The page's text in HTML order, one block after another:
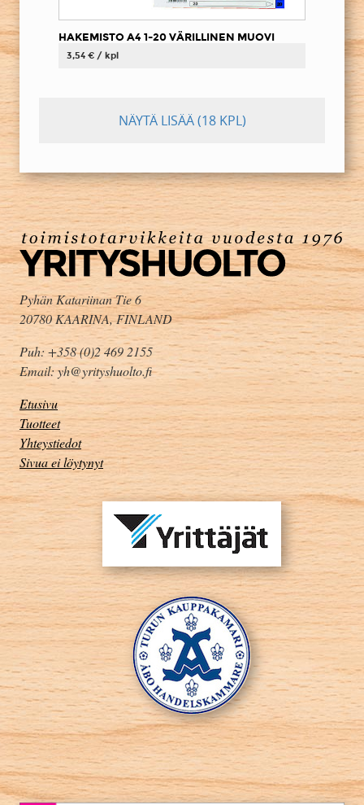
HAKEMISTO A4 1-20 VÄRILLINEN MUOVI
3,54 € / kpl
NÄYTÄ LISÄÄ(18 KPL)
Pyhän Katariinan Tie 6
20780 KAARINA, FINLAND
Puh: +358 (0)2 469 2155
Email: yh@yrityshuolto.fi
Etusivu
Tuotteet
Yhteystiedot
Sivua ei löytynyt